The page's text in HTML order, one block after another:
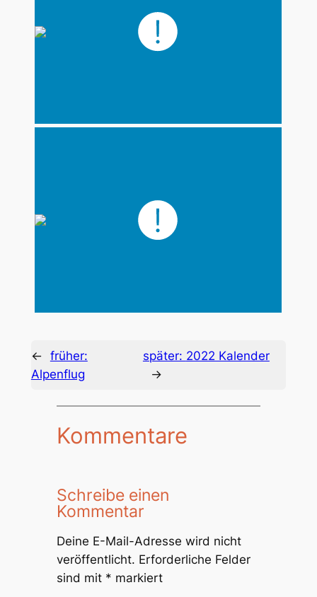
← früher:
Alpenflug
später: 2022 Kalender
→
Kommentare
Schreibe einen
Kommentar
Deine E-Mail-Adresse wird nicht
veröffentlicht. Erforderliche Felder
sind mit * markiert